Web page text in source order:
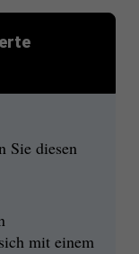
Sie diesen
mit einem